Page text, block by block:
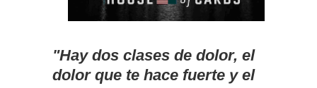
"Hay dos clases de dolor, el
dolor que te hace fuerte y el